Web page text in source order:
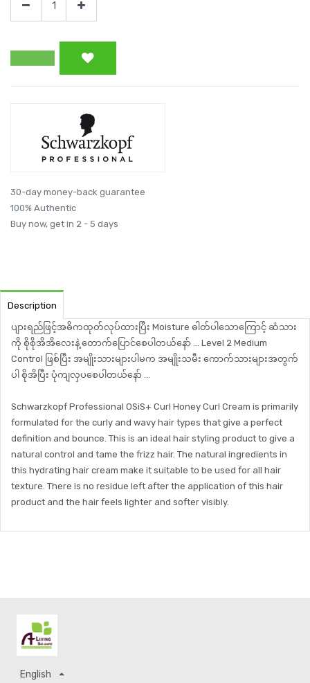
30-day money-back guarantee
100% Authentic
Buy now, get in 2 - 5 days
Description
ပျားရည်ဖြင့်အဓိကထုတ်လုပ်ထားပြီး Moisture ဓါတ်ပါသောကြောင့် ဆံသား
ကို စိုစိုအိအိလေးနဲ့ တောက်ပြောင်စေပါတယ်နော် ... Level 2 Medium
Control ဖြစ်ပြီး အမျိုးသားများပါမက အမျိုးသမီး ကောက်သားများအတွက်
ပါ စိုအိပြီး ပုံကျလှပစေပါတယ်နော် ...
Schwarzkopf Professional OSiS+ Curl Honey Curl Cream is primarily
formulated for the curly and wavy hair types that give a perfect
definition and bounce. This is an ideal hair styling product to give a
natural control and tame the frizz hair. The natural ingredients in
this hydrating hair cream make it suitable to be used for all hair
texture. There is no residue left after the application of this hair
product and the hair feels lighter and softer visibly.
English